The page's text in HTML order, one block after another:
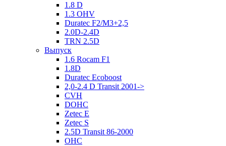
1.8 D
1.3 OHV
Duratec F2/M3+2,5
2.0D-2.4D
TRN 2.5D
Выпуск
1.6 Rocam F1
1.8D
Duratec Ecoboost
2,0-2.4 D Transit 2001->
CVH
DOHC
Zetec E
Zetec S
2.5D Transit 86-2000
OHC